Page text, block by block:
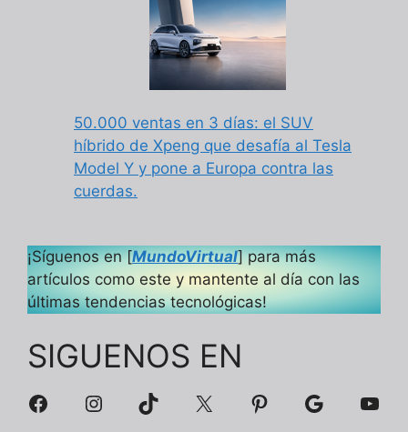
50.000 ventas en 3 días: el SUV
híbrido de Xpeng que desafía al Tesla
Model Y y pone a Europa contra las
cuerdas.
¡Síguenos en [MundoVirtual] para más
artículos como este y mantente al día con las
últimas tendencias tecnológicas!
SIGUENOS EN
FacebookInstagram
TikTok
X PinterestGoogle